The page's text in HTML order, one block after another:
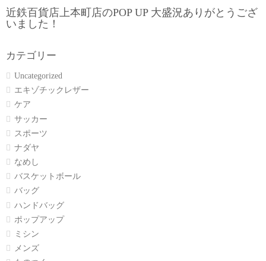
近鉄百貨店上本町店のPOP UP 大盛況ありがとうござ
いました！
カテゴリー
Uncategorized
エキゾチックレザー
ケア
サッカー
スポーツ
ナダヤ
なめし
バスケットボール
バッグ
ハンドバッグ
ポップアップ
ミシン
メンズ